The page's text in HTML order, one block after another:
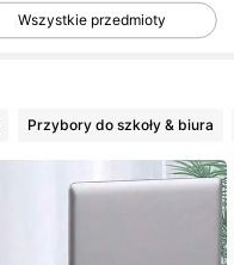
Wszystkie przedmioty
Przybory do szkoły & biura